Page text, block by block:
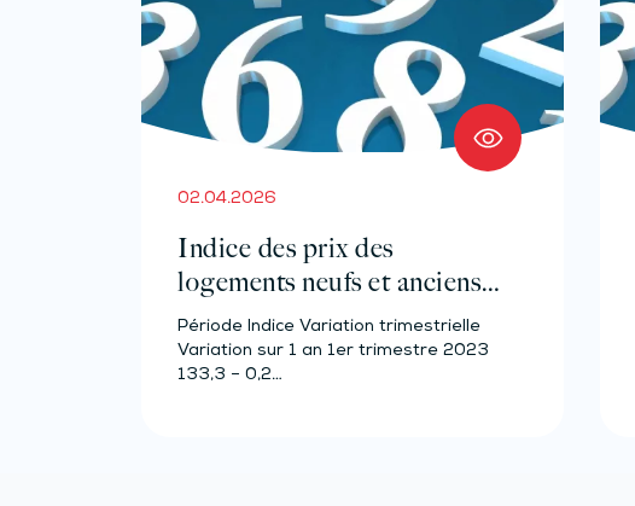
02.04.2026
Indice des prix des
logements neufs et anciens –
Année 2023
Période Indice Variation trimestrielle
Variation sur 1 an 1er trimestre 2023
133,3 – 0,2…